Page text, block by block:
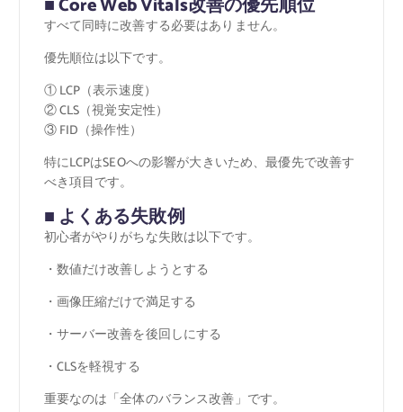
すべて同時に改善する必要はありません。
優先順位は以下です。
① LCP（表示速度）
② CLS（視覚安定性）
③ FID（操作性）
特にLCPはSEOへの影響が大きいため、最優先で改善す
べき項目です。
■ よくある失敗例
初心者がやりがちな失敗は以下です。
・数値だけ改善しようとする
・画像圧縮だけで満足する
・サーバー改善を後回しにする
・CLSを軽視する
重要なのは「全体のバランス改善」です。